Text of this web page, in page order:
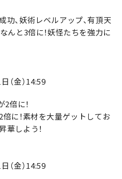
、妖術レベルアップ、有頂天
んと3倍に！妖怪たちを強力に
（金）14:59
倍に！
に！素材を大量ゲットしてお
華しよう！
（金）14:59